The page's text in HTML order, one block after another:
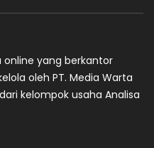
yang berkantor
oleh PT. Media Warta
kelompok usaha Analisa